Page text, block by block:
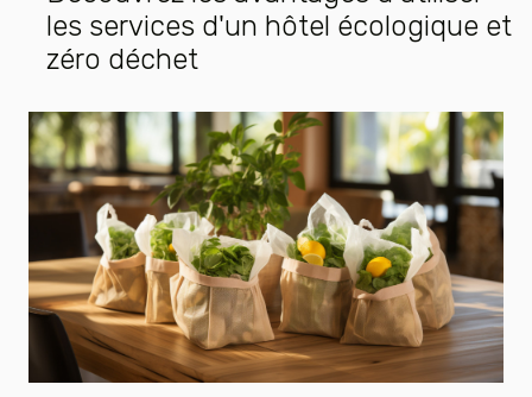
les services d'un hôtel écologique et
zéro déchet